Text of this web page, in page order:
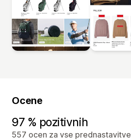
Ocene
97 % pozitivnih
557 ocen za vse prednastavitve